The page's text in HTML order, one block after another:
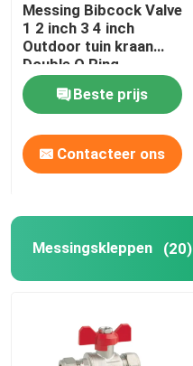
Valve-manifold
Gaskleppen
vloerafvoerkanalen
Flexibele Slang
pex pijpmontage
Messing Bibcock Valve
1 2 inch 3 4 inch
Outdoor tuin kraan
Double O Ring
Beste prijs
Contacteer ons
Messingskleppen (20)